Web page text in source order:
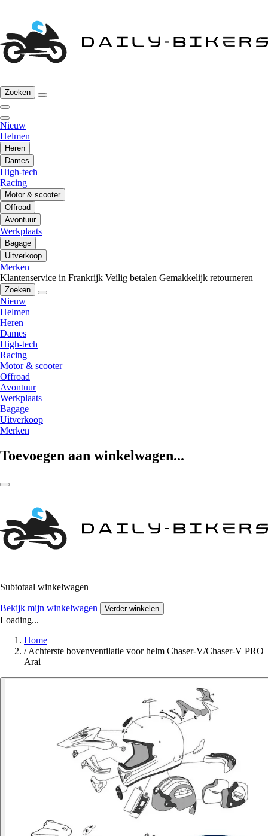
Zoeken
Nieuw
Helmen
Heren
Dames
High-tech
Racing
Motor & scooter
Offroad
Avontuur
Werkplaats
Bagage
Uitverkoop
Merken
Klantenservice in Frankrijk Veilig betalen Gemakkelijk retourneren
Zoeken
Nieuw
Helmen
Heren
Dames
High-tech
Racing
Motor & scooter
Offroad
Avontuur
Werkplaats
Bagage
Uitverkoop
Merken
Toevoegen aan winkelwagen...
Subtotaal winkelwagen
Bekijk mijn winkelwagen Verder winkelen
Loading...
Home
/ Achterste bovenventilatie voor helm Chaser-V/Chaser-V PRO
Arai